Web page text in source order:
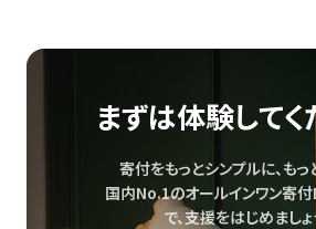
まずは体験してく
寄付をもっとシンプルに、もっ
国内No.1のオールインワン寄
で、支援をはじめましょ